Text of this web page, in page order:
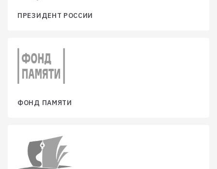
ПРЕЗИДЕНТ РОССИИ
ФОНД ПАМЯТИ